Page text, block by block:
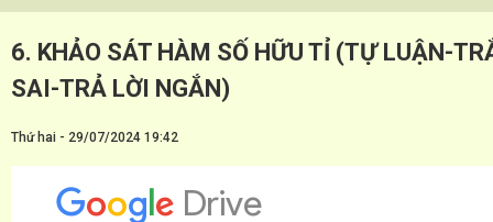
6. KHẢO SÁT HÀM SỐ HỮU TỈ (TỰ LUẬN-
SAI-TRẢ LỜI NGẮN)
Thứ hai - 29/07/2024 19:42